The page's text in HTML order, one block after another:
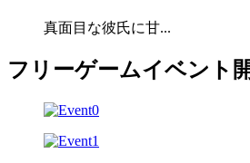
真面目な彼氏に甘...
フリーゲームイベント